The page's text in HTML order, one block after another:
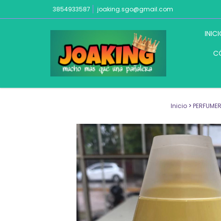
3854933587 joaking.sgo@gmail.com
Inicio >